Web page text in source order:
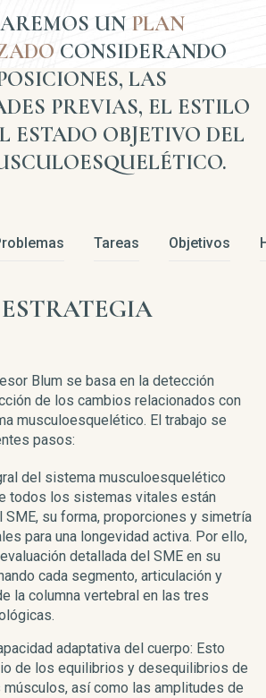
UN PLAN
CONSIDERANDO
LAS
PREVIAS, EL ESTILO
ESTADO OBJETIVO DEL
Tareas Objetivos
Blum se basa en la detección
de los cambios relacionados con
musculoesquelético. El trabajo se
pasos:
del sistema musculoesquelético
todos los sistemas vitales están
SME, su forma, proporciones y simetría
para una longevidad activa. Por ello,
detallada del SME en su
cada segmento, articulación y
la columna vertebral en las tres
adaptativa del cuerpo: Esto
de los equilibrios y desequilibrios de
así como las amplitudes de